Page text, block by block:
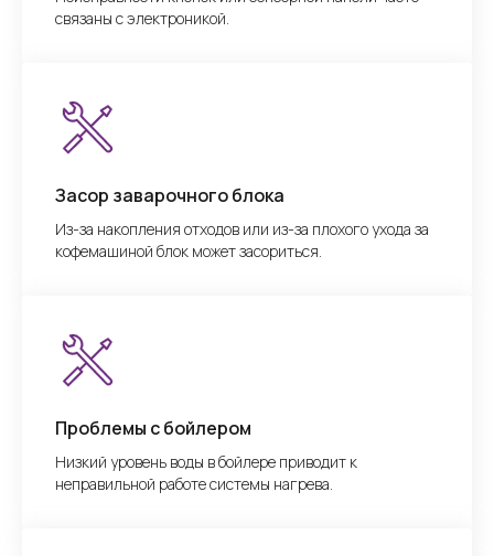
связаны с электроникой.
Засор заварочного блока
Из-за накопления отходов или из-за плохого ухода за
кофемашиной блок может засориться.
Проблемы с бойлером
Низкий уровень воды в бойлере приводит к
неправильной работе системы нагрева.